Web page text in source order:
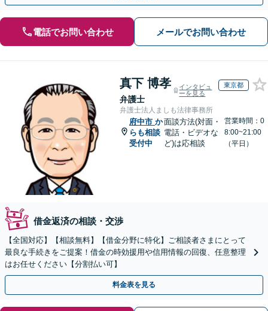
電話でお問い合わせ メールでお問い合わせ
真下 博孝
弁護士
インタビュ
ーを見る
東京都
弁護士法人ましも法律事務所
府中市 か
らも相談
受付中
面談方法(対面・
電話・ビデオな
ど)は応相談
営業時間：0
8:00~21:00
（平日）
借金返済の相談・交渉
【全国対応】【相談無料】【借金分野に特化】ご相談者さまにとって
最良な手続きをご提案！借金の時効援用や信用情報の回復、任意整理
はお任せください【分割払い可】
料金表を見る